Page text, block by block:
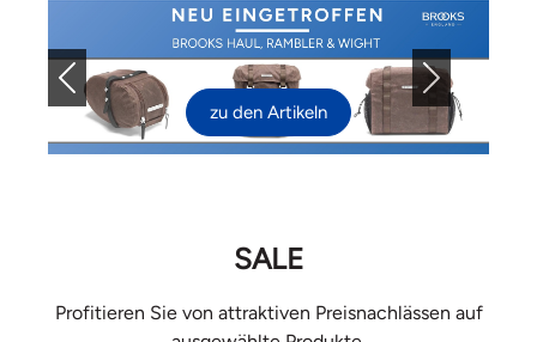
zu den Artikeln
Previous Next
SALE
Profitieren Sie von attraktiven Preisnachlässen auf